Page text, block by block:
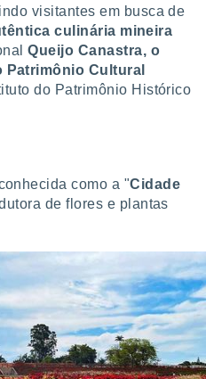
visitantes em busca de
culinária mineira
Queijo Canastra, o
Cultural
do Patrimônio Histórico
como a "Cidade
de flores e plantas